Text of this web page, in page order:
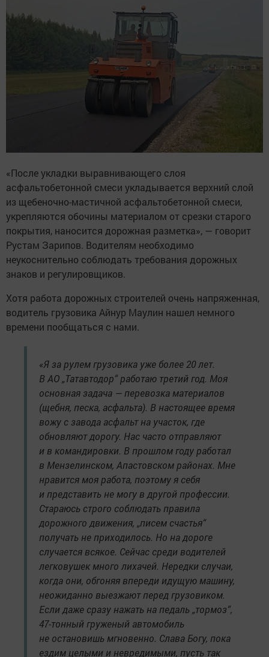
«После укладки выравнивающего слоя
асфальтобетонной смеси укладывается верхний слой
из щебеночно-мастичной асфальтобетонной смеси,
укрепляются обочины материалом от срезки старого
покрытия, наносится дорожная разметка», — говорит
Рустам Зарипов. Водителям необходимо
неукоснительно соблюдать требования дорожных
знаков и регулировщиков.
Хотя работа дорожных строителей очень напряженная,
водитель грузовика Айнур Маулин нашел немного
времени пообщаться с нами.
«Я за рулем грузовика уже более 20 лет.
В АО „Татавтодор“ работаю третий год. Моя
основная задача — перевозка материалов
(щебня, песка, асфальта). В настоящее время
вожу с завода асфальт на участок, где
обновляют дорогу. Нас часто отправляют
и в командировки. В прошлом году работал
в Мензелинском, Апастовском районах. Мне
нравится моя работа, поэтому я себя
и представить не могу в другой профессии.
Стараюсь строго соблюдать правила
дорожного движения, „писем счастья“
получать не приходилось. Но на дороге
случается всякое. Сейчас среди водителей
легковушек много лихачей. Нередки случаи,
когда они, обгоняя впереди идущую машину,
неожиданно выезжают перед грузовиком.
Если даже сразу нажать на педаль „тормоз“,
47-тонный груженый автомобиль
не остановишь мгновенно. Слава Богу, пока
ездим целыми и невредимыми, пусть так